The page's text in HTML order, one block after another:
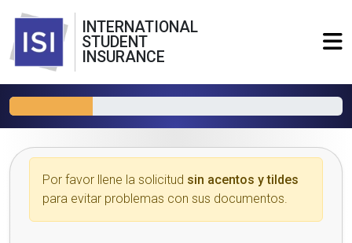
INTERNATIONAL
STUDENT
INSURANCE
Por favor llene la solicitud sin acentos y tildes
para evitar problemas con sus documentos.